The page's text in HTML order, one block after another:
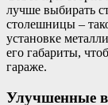
лучше выбирать
столешницы –
установке
его габариты,
гараже.
Улучшенные